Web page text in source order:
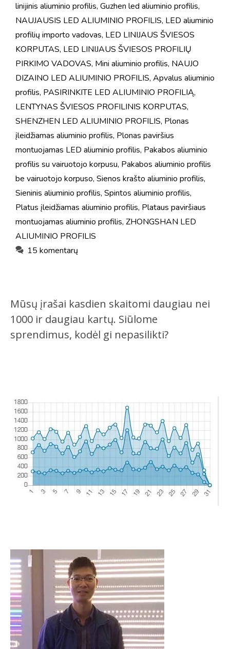
linijinis aliuminio profilis, Guzhen led aliuminio profilis,
NAUJAUSIS LED ALIUMINIO PROFILIS, LED aliuminio
profilių importo vadovas, LED LINIJAUS ŠVIESOS
KORPUTAS, LED LINIJAUS ŠVIESOS PROFILIŲ
PIRKIMO VADOVAS, Mini aliuminio profilis, NAUJO
DIZAINO LED ALIUMINIO PROFILIS, Apvalus aliuminio
profilis, PASIRINKITE LED ALIUMINIO PROFILIĄ,
LENTYNAS ŠVIESOS PROFILINIS KORPUTAS,
SHENZHEN LED ALIUMINIO PROFILIS, Plonas
įleidžiamas aliuminio profilis, Plonas paviršius
montuojamas LED aliuminio profilis, Pakabos aliuminio
profilis su vairuotojo korpusu, Pakabos aliuminio profilis
be vairuotojo korpuso, Sienos krašto aliuminio profilis,
Sieninis aliuminio profilis, Spintos aliuminio profilis,
Platus įleidžiamas aliuminio profilis, Plataus paviršiaus
montuojamas aliuminio profilis, ZHONGSHAN LED
ALIUMINIO PROFILIS
15 komentarų
Mūsų įrašai kasdien skaitomi daugiau nei
1000 ir daugiau kartų. Siūlome
sprendimus, kodėl gi nepasilikti?